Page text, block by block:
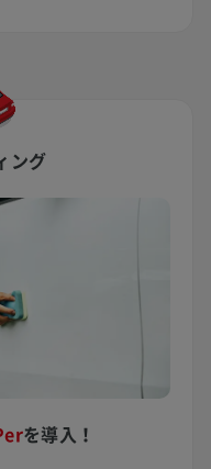
ング
を導入！